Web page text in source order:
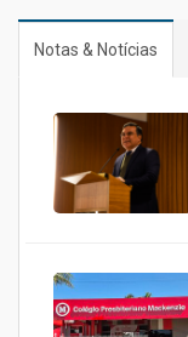
Notas & Notícias